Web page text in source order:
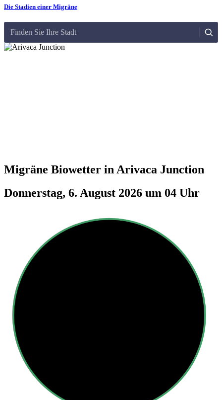
Die Stadien einer Migräne
Finden Sie Ihre Stadt
Migräne Biowetter in Arivaca Junction
Donnerstag, 6. August 2026 um 04 Uhr